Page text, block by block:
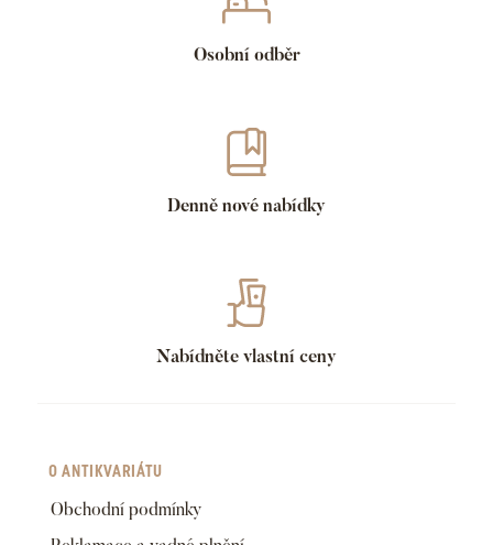
Osobní odběr
Denně nové nabídky
Nabídněte vlastní ceny
O ANTIKVARIÁTU
Obchodní podmínky